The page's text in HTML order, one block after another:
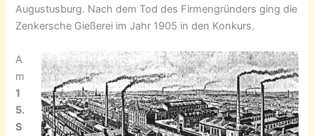
Augustusburg. Nach dem Tod des Firmengründers ging die
Zenkersche Gießerei im Jahr 1905 in den Konkurs.
A
m
1
5.
S